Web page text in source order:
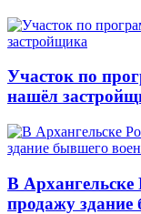
Участок по
нашёл
В Архангельске
продажу здание